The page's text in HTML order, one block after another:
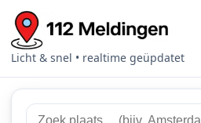
Licht & snel • realtime geüpdatet
Zoek
Zoek